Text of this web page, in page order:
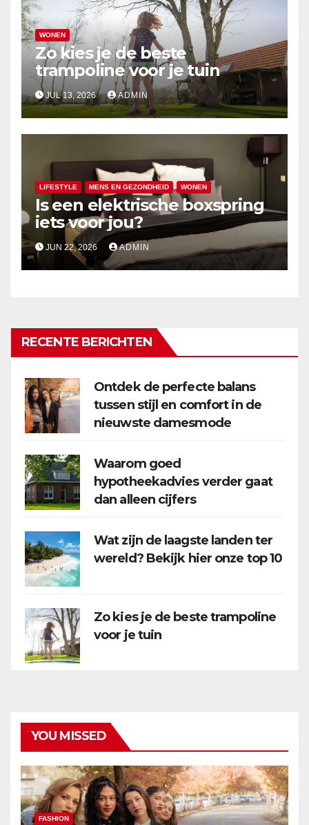
WONEN
Zo kies je de beste
trampoline voor je tuin
JUL 13, 2026 ADMIN
LIFESTYLE MENS EN GEZONDHEID WONEN
Is een elektrische boxspring
iets voor jou?
JUN 22, 2026 ADMIN
RECENTE BERICHTEN
Ontdek de perfecte balans
tussen stijl en comfort in de
nieuwste damesmode
Waarom goed
hypotheekadvies verder gaat
dan alleen cijfers
Wat zijn de laagste landen ter
wereld? Bekijk hier onze top 10
Zo kies je de beste trampoline
voor je tuin
YOU MISSED
FASHION